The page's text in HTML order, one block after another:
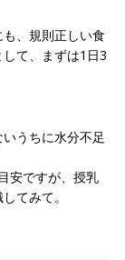
、規則正しい食
て、まずは1日3
うちに水分不足
安ですが、授乳
てみて。